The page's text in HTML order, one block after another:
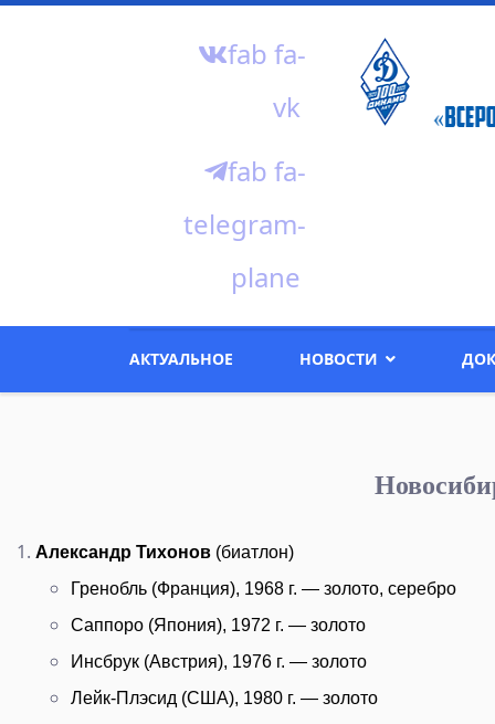
fab fa-
vk
fab fa-
telegram-
plane
АКТУАЛЬНОЕ НОВОСТИ
Александр Тихонов (биатлон)
Гренобль (Франция), 1968 г. — золото, серебро
Саппоро (Япония), 1972 г. — золото
Инсбрук (Австрия), 1976 г. — золото
Лейк-Плэсид (США), 1980 г. — золото